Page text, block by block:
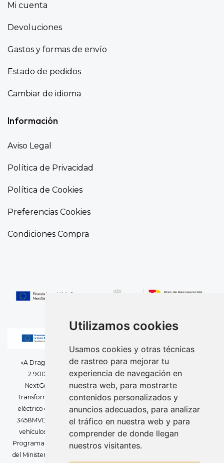
Utilizamos cookies
Usamos cookies y otras técnicas
de rastreo para mejorar tu
experiencia de navegación en
nuestra web, para mostrarte
contenidos personalizados y
anuncios adecuados, para analizar
el tráfico en nuestra web y para
comprender de donde llegan
nuestros visitantes.
Mi cuenta
Devoluciones
Gastos y formas de envío
Estado de pedidos
Cambiar de idioma
Información
Aviso Legal
Política de Privacidad
Política de Cookies
Preferencias Cookies
Condiciones Compra
«A Dragones y Piratas, S.L. le ha sido concedida una ayuda de
2.900,00 euros de la Unión Europea con cargo al Fondo
NextGenerationEU, en el marco del Plan de Recuperación,
Transformación y Resiliencia, para la adquisición de un vehículo
eléctrico de batería (Tesla Model 3, categoría M1 BEV, matrícula
3458MVD), dentro del Programa de incentivos 1 – Adquisición de
vehículos eléctricos «enchufables» y de pila de combustible, del
Programa de incentivos ligados a la movilidad eléctrica (MOVES III)
del Ministerio para la Transición Ecológica y el Reto Demográfico a